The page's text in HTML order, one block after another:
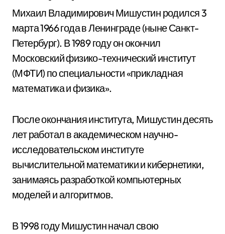
Михаил Владимирович Мишустин родился 3
марта 1966 года в Ленинграде (ныне Санкт-
Петербург). В 1989 году он окончил
Московский физико-технический институт
(МФТИ) по специальности «прикладная
математика и физика».
После окончания института, Мишустин десять
лет работал в академическом научно-
исследовательском институте
вычислительной математики и кибернетики,
занимаясь разработкой компьютерных
моделей и алгоритмов.
В 1998 году Мишустин начал свою